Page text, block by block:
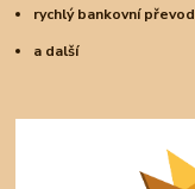
rychlý bankovní převod
a další